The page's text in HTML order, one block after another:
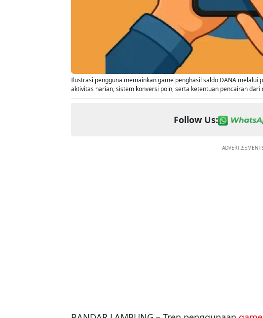
Ilustrasi pengguna memainkan game penghasil saldo DANA melalui
aktivitas harian, sistem konversi poin, serta ketentuan pencairan dari
Follow Us: